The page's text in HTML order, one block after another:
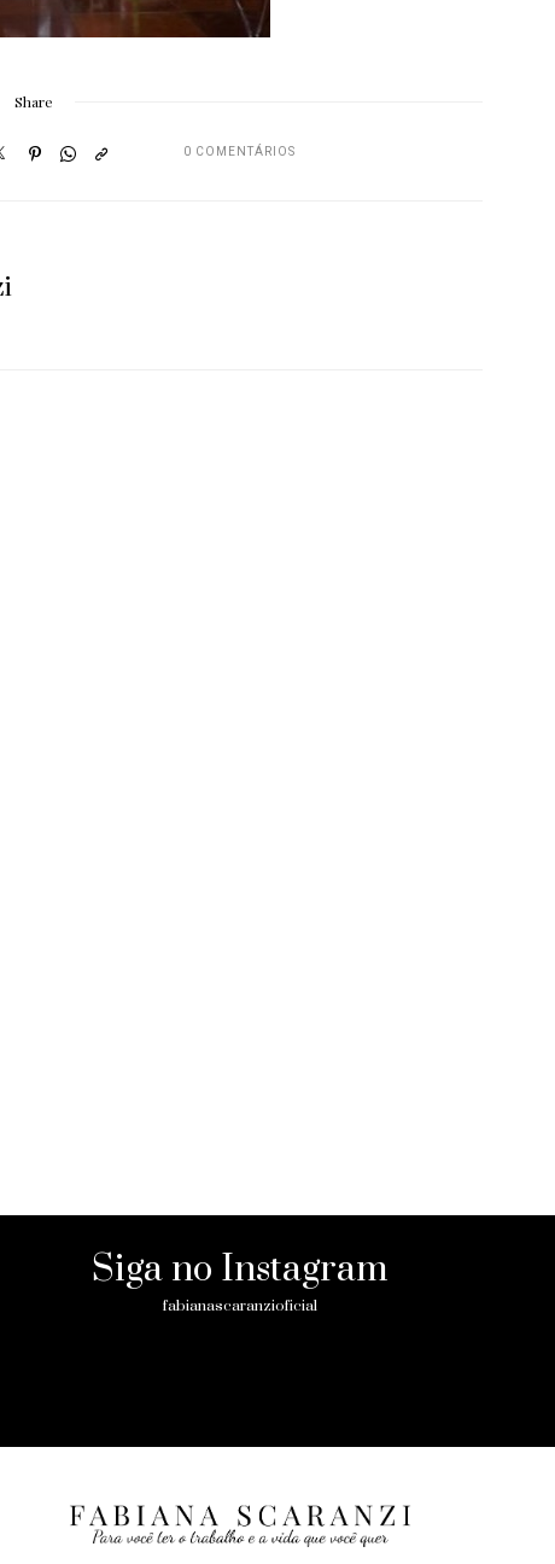
Share
0 COMENTÁRIOS
Siga no Instagram
fabianascaranzioficial